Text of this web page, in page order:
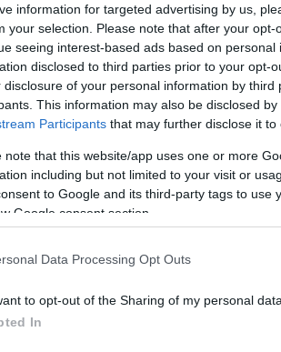
information for targeted advertising by us,
your selection. Please note that after your
seeing interest-based ads based on
disclosed to third parties prior to your opt-
disclosure of your personal information by third
This information may also be disclosed
Participants that may further disclose it to
note that this website/app uses one or more
including but not limited to your visit or
to Google and its third-party tags to use
Google consent section.
Data Processing Opt Outs
to opt-out of the Sharing of my personal data.
In
Flash.grστην αναζήτηση της